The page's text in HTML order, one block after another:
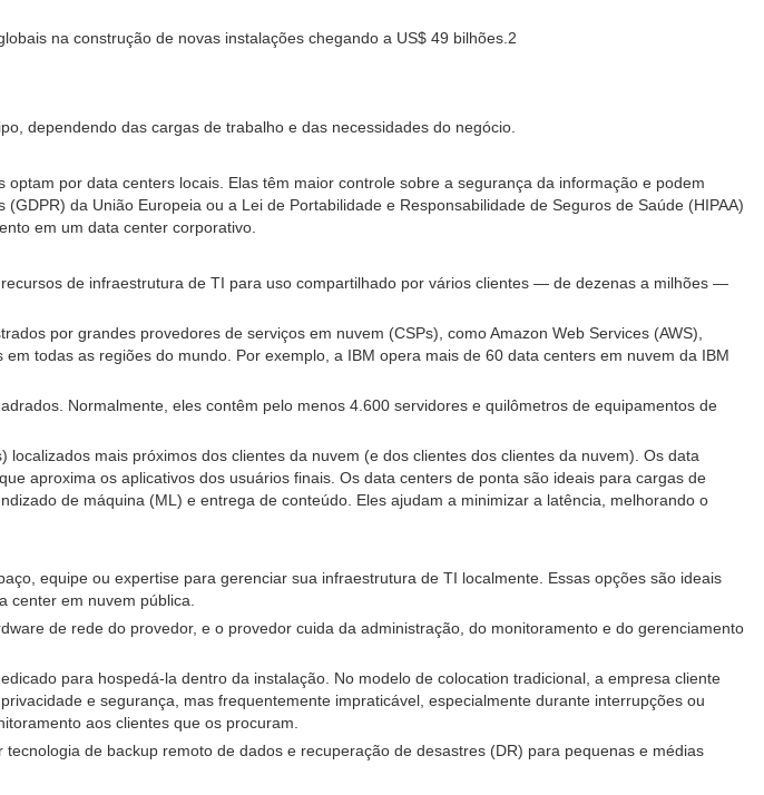
na construção de novas instalações chegando a US$ 49 bilhões.2
dependendo das cargas de trabalho e das necessidades do negócio.
por data centers locais. Elas têm maior controle sobre a segurança da informação e podem
da União Europeia ou a Lei de Portabilidade e Responsabilidade de Seguros de Saúde (HIPAA)
em um data center corporativo.
de infraestrutura de TI para uso compartilhado por vários clientes — de dezenas a milhões —
por grandes provedores de serviços em nuvem (CSPs), como Amazon Web Services (AWS),
todas as regiões do mundo. Por exemplo, a IBM opera mais de 60 data centers em nuvem da IBM
Normalmente, eles contêm pelo menos 4.600 servidores e quilômetros de equipamentos de
mais próximos dos clientes da nuvem (e dos clientes dos clientes da nuvem). Os data
aproxima os aplicativos dos usuários finais. Os data centers de ponta são ideais para cargas de
de máquina (ML) e entrega de conteúdo. Eles ajudam a minimizar a latência, melhorando o
equipe ou expertise para gerenciar sua infraestrutura de TI localmente. Essas opções são ideais
center em nuvem pública.
de rede do provedor, e o provedor cuida da administração, do monitoramento e do gerenciamento
para hospedá-la dentro da instalação. No modelo de colocation tradicional, a empresa cliente
e segurança, mas frequentemente impraticável, especialmente durante interrupções ou
aos clientes que os procuram.
de backup remoto de dados e recuperação de desastres (DR) para pequenas e médias